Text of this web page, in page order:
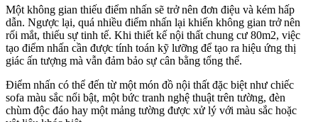
Một không gian thiếu điểm nhấn sẽ trở nên đơn điệu và kém hấp
dẫn. Ngược lại, quá nhiều điểm nhấn lại khiến không gian trở nên
rối mắt, thiếu sự tinh tế. Khi thiết kế nội thất chung cư 80m2, việc
tạo điểm nhấn cần được tính toán kỹ lưỡng để tạo ra hiệu ứng thị
giác ấn tượng mà vẫn đảm bảo sự cân bằng tổng thể.
Điểm nhấn có thể đến từ một món đồ nội thất đặc biệt như chiếc
sofa màu sắc nổi bật, một bức tranh nghệ thuật trên tường, đèn
chùm độc đáo hay một mảng tường được xử lý với màu sắc hoặc